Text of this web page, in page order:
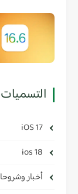
التسميات
iOS 17
أخبار